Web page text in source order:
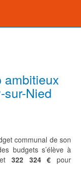
ambitieux
Nied
communal de son
budgets s’élève à
322 324 € pour